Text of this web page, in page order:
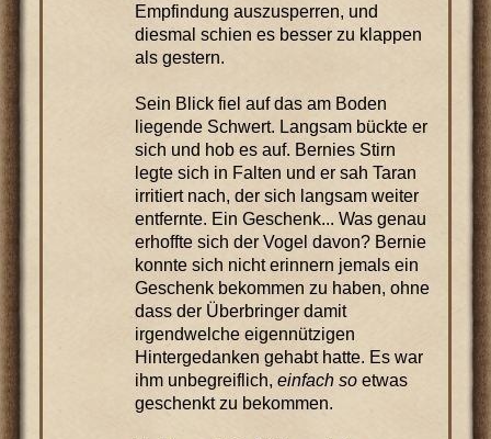
Empfindung auszusperren, und
diesmal schien es besser zu klappen
als gestern.
Sein Blick fiel auf das am Boden
liegende Schwert. Langsam bückte er
sich und hob es auf. Bernies Stirn
legte sich in Falten und er sah Taran
irritiert nach, der sich langsam weiter
entfernte. Ein Geschenk... Was genau
erhoffte sich der Vogel davon? Bernie
konnte sich nicht erinnern jemals ein
Geschenk bekommen zu haben, ohne
dass der Überbringer damit
irgendwelche eigennützigen
Hintergedanken gehabt hatte. Es war
ihm unbegreiflich, einfach soetwas
geschenkt zu bekommen.